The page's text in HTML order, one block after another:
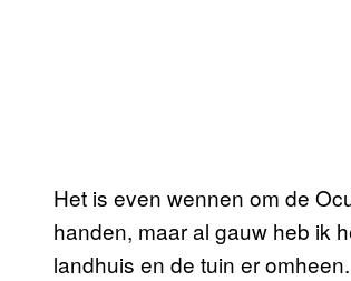
Het is even wennen om de
handen, maar al gauw heb ik
landhuis en de tuin er